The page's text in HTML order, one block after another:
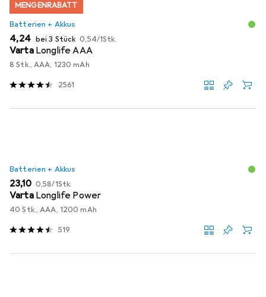
MENGENRABATT
Batterien + Akkus
EUR
4,24 bei 3 Stück EUR
0,54/1Stk.
Varta Longlife AAA
8 Stk., AAA, 1230 mAh
2561
Batterien + Akkus
EUR
23,10 EUR
0,58/1Stk.
Varta Longlife Power
40 Stk., AAA, 1200 mAh
519